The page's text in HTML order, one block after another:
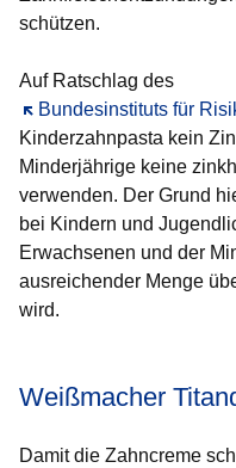
schützen.
Auf Ratschlag des
Bundesinstituts für
Öffnet sich in einem
Kinderzahnpasta kein
Minderjährige keine
verwenden. Der Grund
bei Kindern und
Erwachsenen und der
ausreichender Menge
wird.
Weißmacher
Damit die Zahncreme